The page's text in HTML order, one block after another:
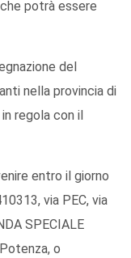
potrà essere
del
nella provincia di
regola con il
entro il giorno
via PEC, via
SPECIALE
o